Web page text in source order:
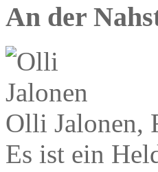
An der
Olli Jalonen,
Es ist ein